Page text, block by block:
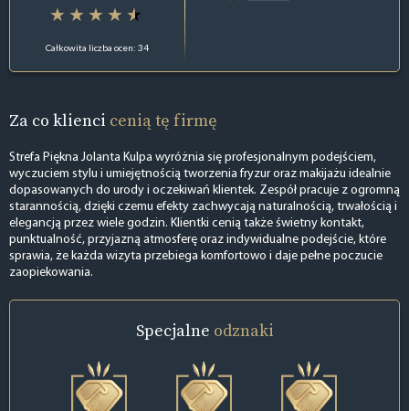
Całkowita liczba ocen: 34
Za co klienci cenią tę firmę
Strefa Piękna Jolanta Kulpa wyróżnia się profesjonalnym podejściem,
wyczuciem stylu i umiejętnością tworzenia fryzur oraz makijażu idealnie
dopasowanych do urody i oczekiwań klientek. Zespół pracuje z ogromną
starannością, dzięki czemu efekty zachwycają naturalnością, trwałością i
elegancją przez wiele godzin. Klientki cenią także świetny kontakt,
punktualność, przyjazną atmosferę oraz indywidualne podejście, które
sprawia, że każda wizyta przebiega komfortowo i daje pełne poczucie
zaopiekowania.
Specjalne odznaki